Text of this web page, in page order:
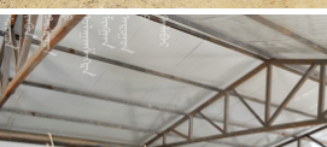















































 